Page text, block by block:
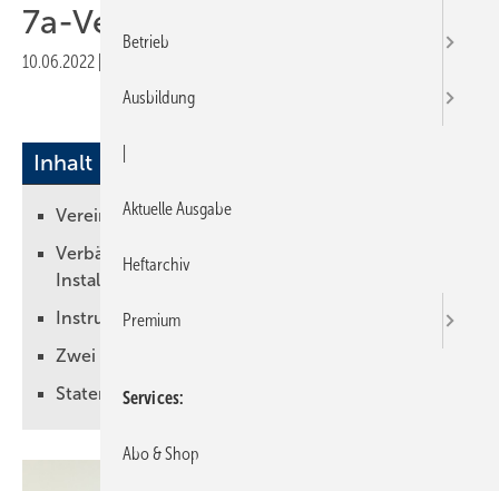
7a-Verbändevereinbarung
10.06.2022
Inhalt
Vereinbarung wird aktualisiert
Verbände stellen sich hinter
Installateurverzeichnis
Instrument der präventiven Gefahrenabwehr
Zwei Verfahren, ein Ziel
Statements aus den Verbänden
Betrieb
Ausbildung
Aktuelle Ausgabe
Heftarchiv
Premium
Services
Abo & Shop